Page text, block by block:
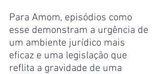
Para Amom, episódios como
esse demonstram a urgência de
um ambiente jurídico mais
eficaz e uma legislação que
reflita a gravidade de uma